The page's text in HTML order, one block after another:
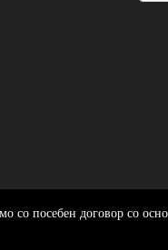
со посебен договор со